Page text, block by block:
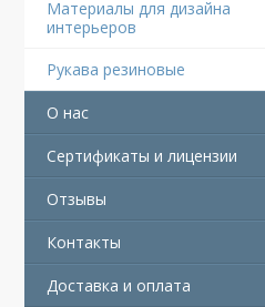
Материалы для дизайна
интерьеров
Рукава резиновые
О нас
Сертификаты и лицензии
Отзывы
Контакты
Доставка и оплата